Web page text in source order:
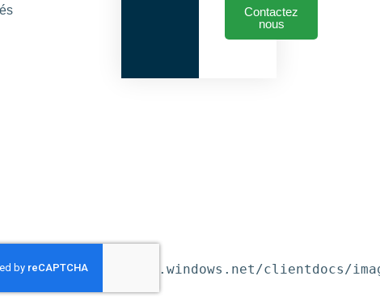
clientdocs/
Contactez
nous